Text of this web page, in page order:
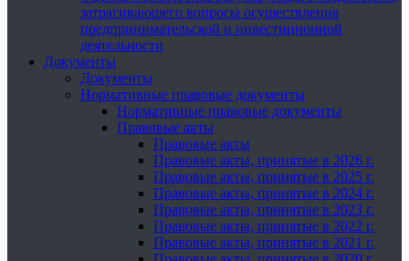
затрагивающего вопросы осуществления
предпринимательской и инвестиционной
деятельности
Документы
Документы
Нормативные правовые документы
Нормативные правовые документы
Правовые акты
Правовые акты
Правовые акты, принятые в 2026 г.
Правовые акты, принятые в 2025 г.
Правовые акты, принятые в 2024 г.
Правовые акты, принятые в 2023 г.
Правовые акты, принятые в 2022 г.
Правовые акты, принятые в 2021 г.